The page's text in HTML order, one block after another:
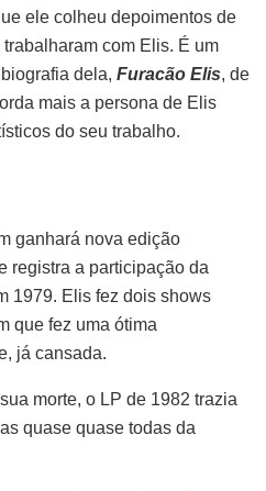
ele colheu depoimentos de
com Elis. É um
dela, Furacão Elis, de
mais a persona de Elis
do seu trabalho.
ganhará nova edição
registra a participação da
1979. Elis fez dois shows
que fez uma ótima
já cansada.
morte, o LP de 1982 trazia
quase quase todas da